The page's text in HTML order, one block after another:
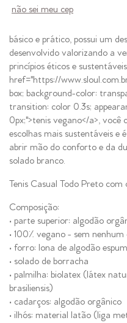
não sei meu cep
básico e prático, possui um
desenvolvido valorizando a
princípios éticos e
href="https://
box; background-color:
transition: color 0.3s;
0px;">tenis vegano</a>,
escolhas mais sustentáveis e
abrir mão do conforto e da
solado branco.
Tenis Casual Todo Preto com
Composição:
• parte superior: algodão
• 100% vegano - sem
• forro: lona de algodão
• solado de borracha
• palmilha: biolatex (látex
brasiliensis)
• cadarços: algodão orgânico
• ilhós: material latão (liga